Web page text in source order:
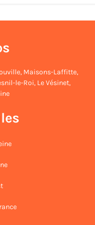
, Maisons-Laffitte,
le-Roi, Le Vésinet,